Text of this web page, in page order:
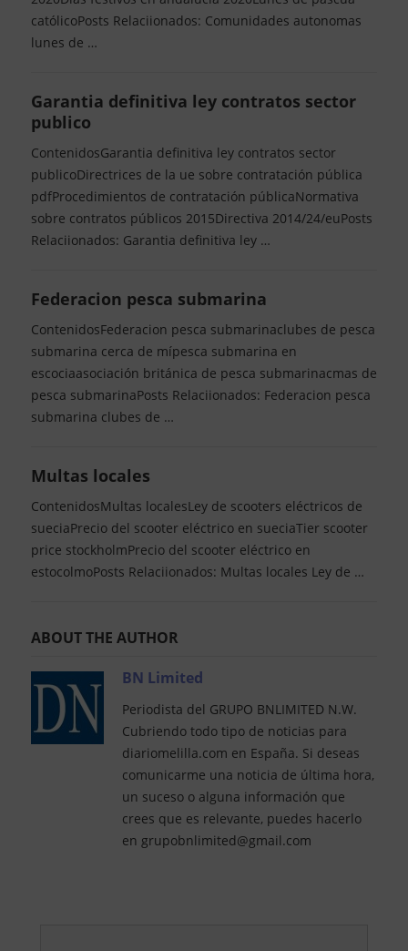
católicoPosts Relaciionados: Comunidades autonomas
lunes de …
Garantia definitiva ley contratos sector
publico
ContenidosGarantia definitiva ley contratos sector
publicoDirectrices de la ue sobre contratación pública
pdfProcedimientos de contratación públicaNormativa
sobre contratos públicos 2015Directiva 2014/24/euPosts
Relaciionados: Garantia definitiva ley …
Federacion pesca submarina
ContenidosFederacion pesca submarinaclubes de pesca
submarina cerca de mípesca submarina en
escociaasociación británica de pesca submarinacmas de
pesca submarinaPosts Relaciionados: Federacion pesca
submarina clubes de …
Multas locales
ContenidosMultas localesLey de scooters eléctricos de
sueciaPrecio del scooter eléctrico en sueciaTier scooter
price stockholmPrecio del scooter eléctrico en
estocolmoPosts Relaciionados: Multas locales Ley de …
ABOUT THE AUTHOR
BN Limited
Periodista del GRUPO BNLIMITED N.W.
Cubriendo todo tipo de noticias para
diariomelilla.com en España. Si deseas
comunicarme una noticia de última hora,
un suceso o alguna información que
crees que es relevante, puedes hacerlo
en grupobnlimited@gmail.com